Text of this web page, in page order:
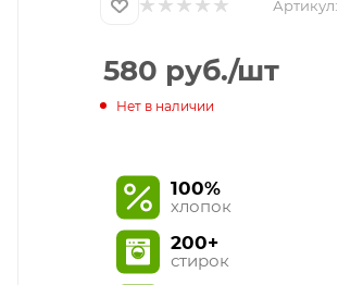
Артикул:
580 руб./шт
Нет в наличии
100%
хлопок
200+
стирок